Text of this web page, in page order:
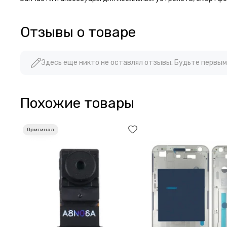
Отзывы о товаре
Здесь еще никто не оставлял отзывы. Будьте
Похожие товары